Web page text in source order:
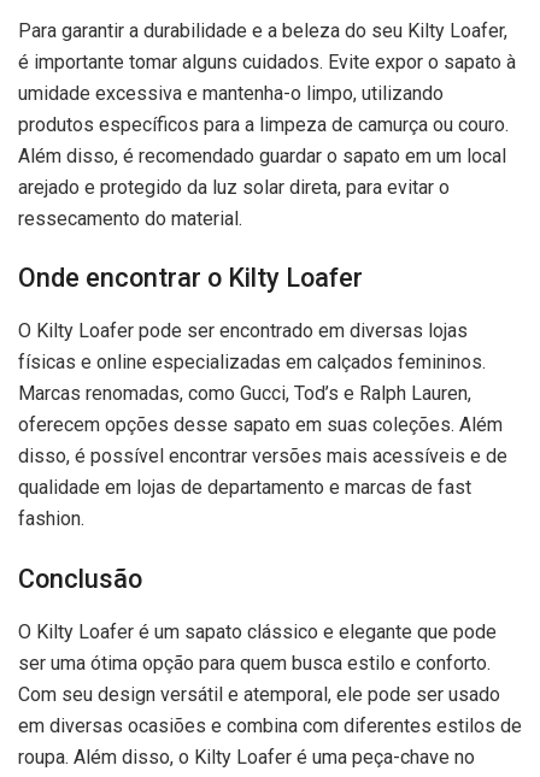
Para garantir a durabilidade e a beleza do seu Kilty Loafer,
é importante tomar alguns cuidados. Evite expor o sapato à
umidade excessiva e mantenha-o limpo, utilizando
produtos específicos para a limpeza de camurça ou couro.
Além disso, é recomendado guardar o sapato em um local
arejado e protegido da luz solar direta, para evitar o
ressecamento do material.
Onde encontrar o Kilty Loafer
O Kilty Loafer pode ser encontrado em diversas lojas
físicas e online especializadas em calçados femininos.
Marcas renomadas, como Gucci, Tod’s e Ralph Lauren,
oferecem opções desse sapato em suas coleções. Além
disso, é possível encontrar versões mais acessíveis e de
qualidade em lojas de departamento e marcas de fast
fashion.
Conclusão
O Kilty Loafer é um sapato clássico e elegante que pode
ser uma ótima opção para quem busca estilo e conforto.
Com seu design versátil e atemporal, ele pode ser usado
em diversas ocasiões e combina com diferentes estilos de
roupa. Além disso, o Kilty Loafer é uma peça-chave no